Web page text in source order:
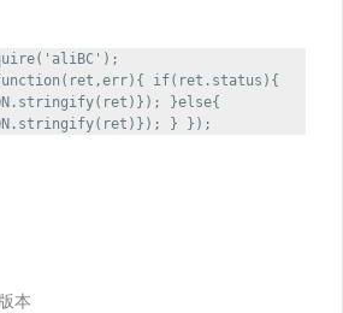
if(ret.status){
}else{
} });
本